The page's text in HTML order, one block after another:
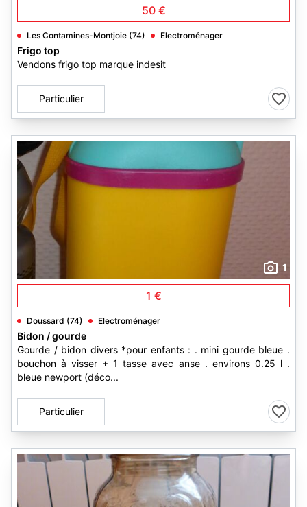
50 €
Les Contamines-Montjoie (74) Electroménager
Frigo top
Vendons frigo top marque indesit
Particulier
1
1 €
Doussard (74) Electroménager
Bidon / gourde
Gourde / bidon divers *pour enfants : . mini gourde bleue .
bouchon à visser + 1 tasse avec anse . environs 0.25 l .
bleue newport (déco...
Particulier